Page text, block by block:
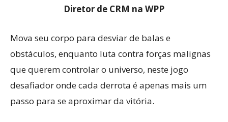
Diretor de CRM na WPP
Mova seu corpo para desviar de balas e
obstáculos, enquanto luta contra forças malignas
que querem controlar o universo, neste jogo
desafiador onde cada derrota é apenas mais um
passo para se aproximar da vitória.